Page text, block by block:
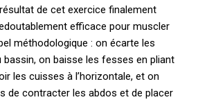
de cet exercice finalement
efficace pour muscler
méthodologique : on écarte les
bassin, on baisse les fesses en pliant
les cuisses à l’horizontale, et on
de contracter les abdos et de placer